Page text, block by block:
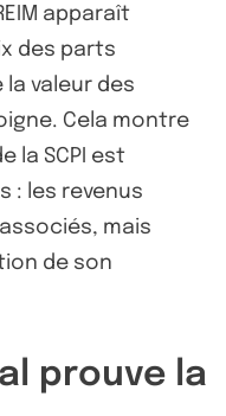
apparaît
des parts
valeur des
Cela montre
la SCPI est
: les revenus
mais
de son
prouve la